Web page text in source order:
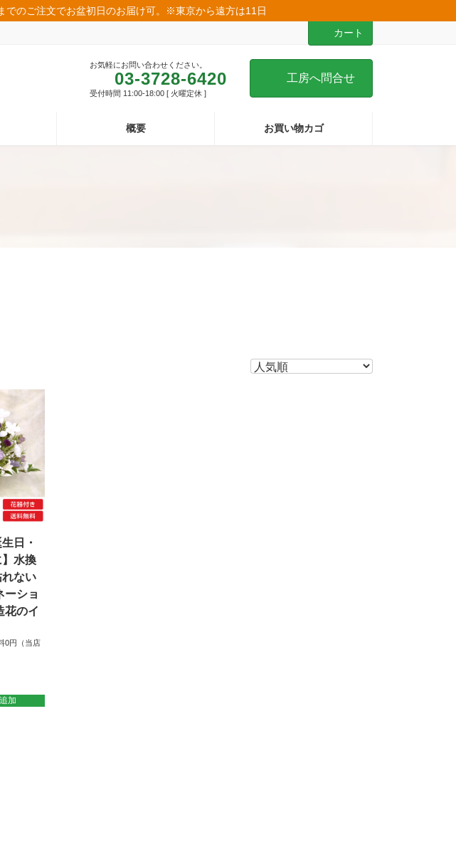
のご注文でお盆初日のお届け可。※東京から遠方は11日
カート
お気軽にお問い合わせください。
03-3728-6420
受付時間 11:00-18:00 [ 火曜定休 ]
工房へ問合せ
概要 お買い物カゴ
日・
水換
ない
ーショ
花のイ
0円（当店
加